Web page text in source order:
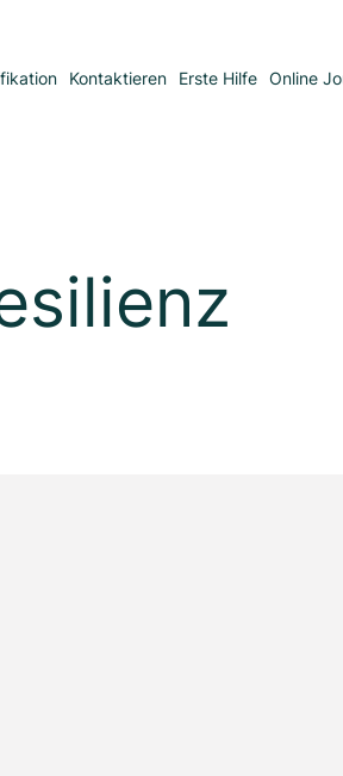
Kontaktieren Erste Hilfe Online